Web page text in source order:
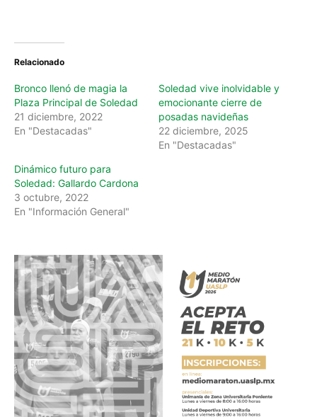
g
Relacionado
Bronco llenó de magia la
Plaza Principal de Soledad
21 diciembre, 2022
En "Destacadas"
Soledad vive inolvidable y
emocionante cierre de
posadas navideñas
22 diciembre, 2025
En "Destacadas"
Dinámico futuro para
Soledad: Gallardo Cardona
3 octubre, 2022
En "Información General"